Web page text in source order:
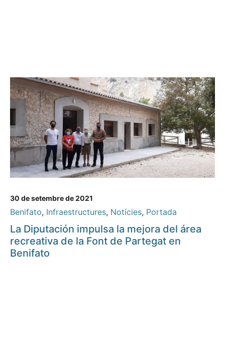
30 de setembre de 2021
Benifato, Infraestructures, Notícies, Portada
La Diputación impulsa la mejora del área
recreativa de la Font de Partegat en
Benifato